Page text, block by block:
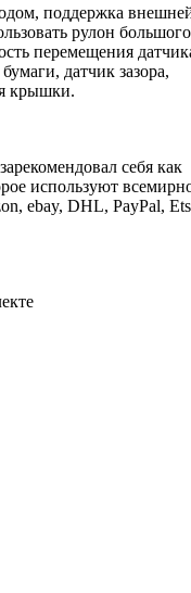
поддержка
рулон большого
перемещения
датчик зазора,
крышки.
себя как
используют
ebay, DHL, PayPal,